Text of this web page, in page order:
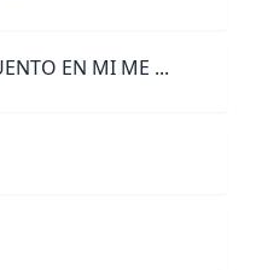
EN MI ME ...